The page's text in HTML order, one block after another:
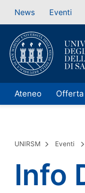
News Eventi
Ateneo
UNIRSM Eventi
Info